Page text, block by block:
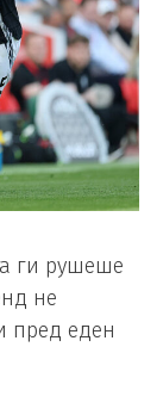
ги рушеше
не
пред еден